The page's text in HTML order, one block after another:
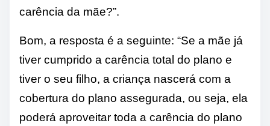
carência da mãe?”.
Bom, a resposta é a seguinte: “Se a mãe já
tiver cumprido a carência total do plano e
tiver o seu filho, a criança nascerá com a
cobertura do plano assegurada, ou seja, ela
poderá aproveitar toda a carência do plano